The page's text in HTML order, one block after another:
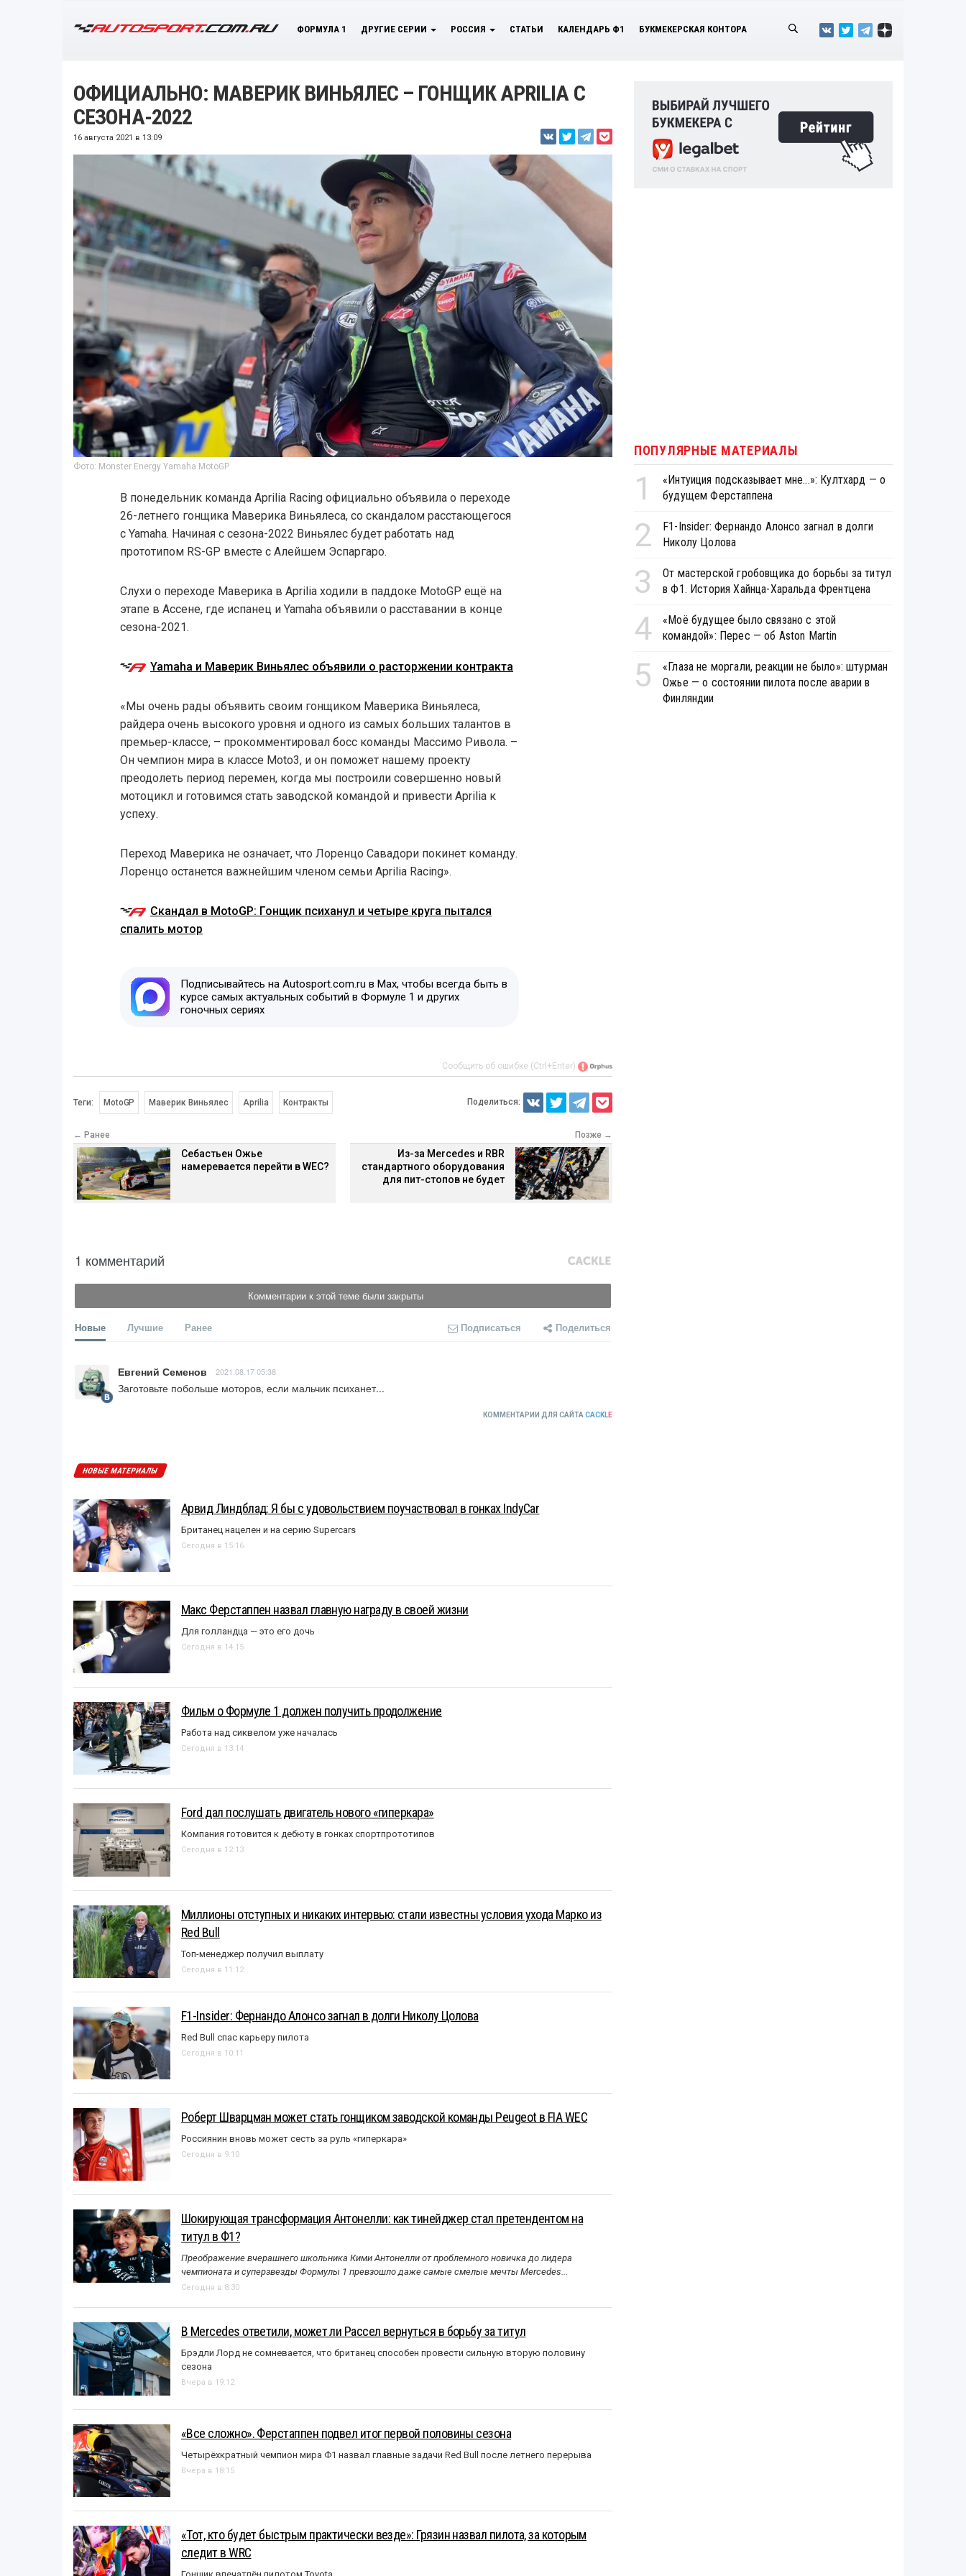
ФОРМУЛА 1 ДРУГИЕ СЕРИИ РОССИЯ СТАТЬИ КАЛЕНДАРЬ Ф1 БУКМЕКЕРСКАЯ КОНТОРА
ОФИЦИАЛЬНО: МАВЕРИК ВИНЬЯЛЕС – ГОНЩИК APRILIA С
СЕЗОНА-2022
16 августа 2021 в 13:09
Фото: Monster Energy Yamaha MotoGP
В понедельник команда Aprilia Racing официально объявила о переходе
26-летнего гонщика Маверика Виньялеса, со скандалом расстающегося
с Yamaha. Начиная с сезона-2022 Виньялес будет работать над
прототипом RS-GP вместе с Алейшем Эспаргаро.
Слухи о переходе Маверика в Aprilia ходили в паддоке MotoGP ещё на
этапе в Ассене, где испанец и Yamaha объявили о расставании в конце
сезона-2021.
Yamaha и Маверик Виньялес объявили о расторжении контракта
«Мы очень рады объявить своим гонщиком Маверика Виньялеса,
райдера очень высокого уровня и одного из самых больших талантов в
премьер-классе, – прокомментировал босс команды Массимо Ривола. –
Он чемпион мира в классе Moto3, и он поможет нашему проекту
преодолеть период перемен, когда мы построили совершенно новый
мотоцикл и готовимся стать заводской командой и привести Aprilia к
успеху.
Переход Маверика не означает, что Лоренцо Савадори покинет команду.
Лоренцо останется важнейшим членом семьи Aprilia Racing».
Скандал в MotoGP: Гонщик психанул и четыре круга пытался
спалить мотор
Подписывайтесь на Autosport.com.ru в Max, чтобы всегда быть в
курсе самых актуальных событий в Формуле 1 и других
гоночных сериях
Сообщить об ошибке (Ctrl+Enter)
Теги: MotoGP Маверик Виньялес Aprilia Контракты Поделиться:
← Ранее
Себастьен Ожье
намеревается перейти в WEC?
Позже →
Из-за Mercedes и RBR
стандартного оборудования
для пит-стопов не будет
1 комментарий
Комментарии к этой теме были закрыты
Новые Лучшие Ранее Подписаться Поделиться
Евгений Семенов 2021.08.17 05:38
Заготовьте побольше моторов, если мальчик психанет...
КОММЕНТАРИИ ДЛЯ САЙТА CACKLE
НОВЫЕ МАТЕРИАЛЫ
Арвид Линдблад: Я бы с удовольствием поучаствовал в гонках IndyCar
Британец нацелен и на серию Supercars
Сегодня в 15:16
Макс Ферстаппен назвал главную награду в своей жизни
Для голландца — это его дочь
Сегодня в 14:15
Фильм о Формуле 1 должен получить продолжение
Работа над сиквелом уже началась
Сегодня в 13:14
Ford дал послушать двигатель нового «гиперкара»
Компания готовится к дебюту в гонках спортпрототипов
Сегодня в 12:13
Миллионы отступных и никаких интервью: стали известны условия ухода Марко из
Red Bull
Топ-менеджер получил выплату
Сегодня в 11:12
F1-Insider: Фернандо Алонсо загнал в долги Николу Цолова
Red Bull спас карьеру пилота
Сегодня в 10:11
Роберт Шварцман может стать гонщиком заводской команды Peugeot в FIA WEC
Россиянин вновь может сесть за руль «гиперкара»
Сегодня в 9:10
Шокирующая трансформация Антонелли: как тинейджер стал претендентом на
титул в Ф1?
Преображение вчерашнего школьника Кими Антонелли от проблемного новичка до лидера
чемпионата и суперзвезды Формулы 1 превзошло даже самые смелые мечты Mercedes...
Сегодня в 8:30
В Mercedes ответили, может ли Рассел вернуться в борьбу за титул
Брэдли Лорд не сомневается, что британец способен провести сильную вторую половину
сезона
Вчера в 19:12
«Все сложно». Ферстаппен подвел итог первой половины сезона
Четырёхкратный чемпион мира Ф1 назвал главные задачи Red Bull после летнего перерыва
Вчера в 18:15
«Тот, кто будет быстрым практически везде»: Грязин назвал пилота, за которым
следит в WRC
ПОПУЛЯРНЫЕ МАТЕРИАЛЫ
1
«Интуиция подсказывает мне...»: Култхард — о
будущем Ферстаппена
2
F1-Insider: Фернандо Алонсо загнал в долги
Николу Цолова
3
От мастерской гробовщика до борьбы за титул
в Ф1. История Хайнца-Харальда Френтцена
4
«Моё будущее было связано с этой
командой»: Перес — об Aston Martin
5
«Глаза не моргали, реакции не было»: штурман
Ожье — о состоянии пилота после аварии в
Финляндии